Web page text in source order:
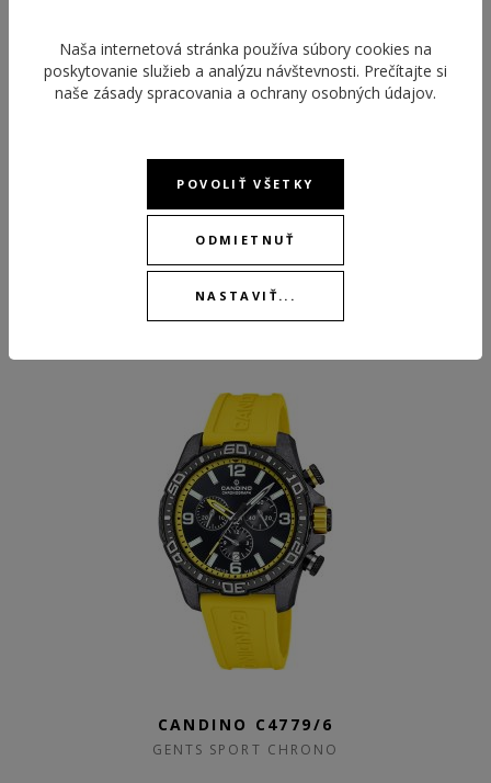
VEČNÝ KALENDÁR Áno
ODPORÚČANÉ PRODUKTY
CANDINO C4779/6
GENTS SPORT CHRONO
CANDINO C4779/5
GENTS SPORT CHRONO
Naša internetová stránka používa súbory cookies na
poskytovanie služieb a analýzu návštevnosti. Prečítajte si
naše zásady spracovania a ochrany osobných údajov.
POVOLIŤ VŠETKY
ODMIETNUŤ
NASTAVIŤ...